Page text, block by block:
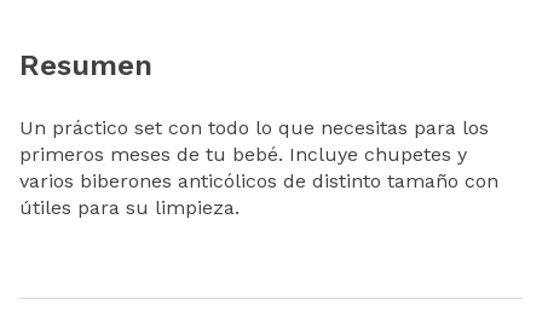
Resumen
Un práctico set con todo lo que necesitas para los
primeros meses de tu bebé. Incluye chupetes y
varios biberones anticólicos de distinto tamaño con
útiles para su limpieza.